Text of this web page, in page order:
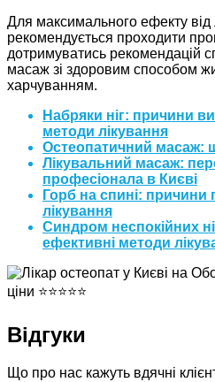
Для максимального ефекту
рекомендується проходити
дотримуватись рекомендацій
масаж зі здоровим способом
харчуванням.
Набряки ніг: причини
методи лікування
Остеопатичний масаж:
Лікувальний масаж:
професіонала в Києві
Горб на спині: причини
лікування
Синдром неспокійних
ефективні методи
Відгуки
Що про нас кажуть вдячні